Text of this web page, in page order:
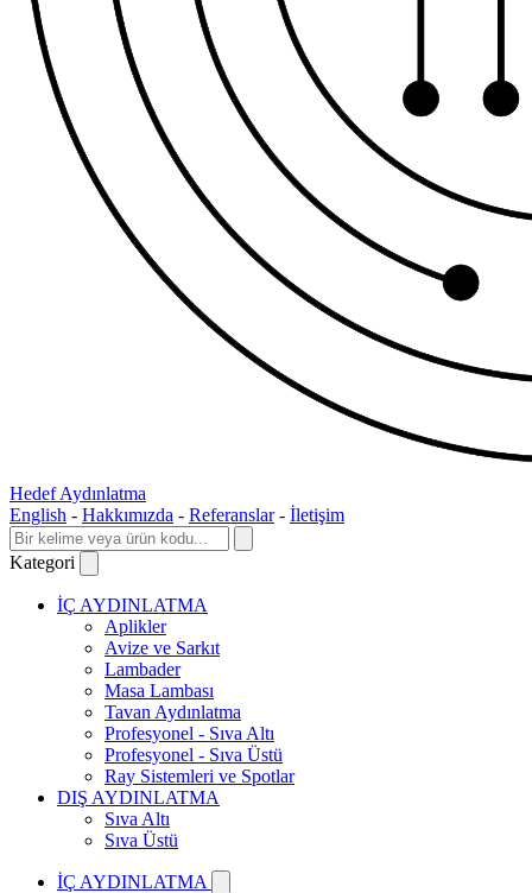
Hedef Aydınlatma
English - Hakkımızda - Referanslar - İletişim
Kategori
İÇ AYDINLATMA
Aplikler
Avize ve Sarkıt
Lambader
Masa Lambası
Tavan Aydınlatma
Profesyonel - Sıva Altı
Profesyonel - Sıva Üstü
Ray Sistemleri ve Spotlar
DIŞ AYDINLATMA
Sıva Altı
Sıva Üstü
İÇ AYDINLATMA